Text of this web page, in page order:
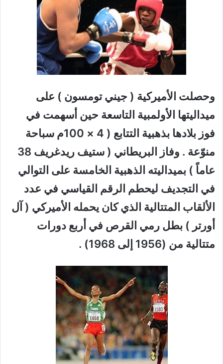
وحصلت الأميركية ( جيني تومسون ) على
ميداليتها الأولمبية التاسعة حين أسهمت في
فوز بلادها بذهبية التتابع ( 4 × 100م سباحة
منوّعة . وفاز البريطاني ( ستيف ريدغريف 38
عاماً ) بميداليته الذهبية الخامسة على التوالي
في التجديف ليحطم الرقم القياسي في عدد
الألقاب المتتالية الذي كان يحمله الأميركي ( آل
أورتر ) بطل رمي القرص في أربع دورات
متتالية من (1956 إلى 1968) .